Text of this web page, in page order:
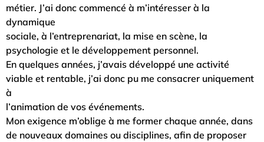
métier. J’ai donc commencé à m’intéresser à la
dynamique
sociale, à l’entreprenariat, la mise en scène, la
psychologie et le développement personnel.
En quelques années, j’avais développé une activité
viable et rentable, j’ai donc pu me consacrer uniquement
à
l’animation de vos événements.
Mon exigence m’oblige à me former chaque année, dans
de nouveaux domaines ou disciplines, afin de proposer